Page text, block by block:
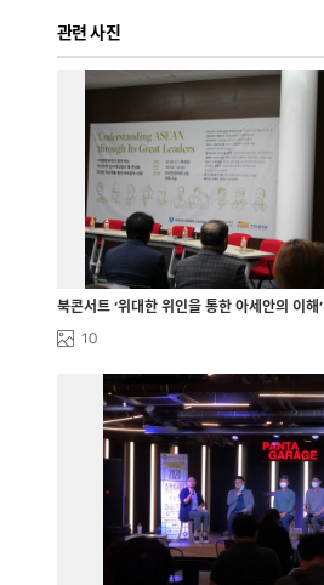
관련 사진
북콘서트 ‘위대한 위인을 통한 아세안의 이해’
10